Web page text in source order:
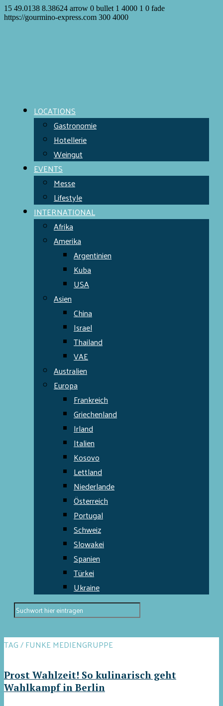
15 49.0138 8.38624 arrow 0 bullet 1 4000 1 0 fade
https://gourmino-express.com 300 4000
LOCATIONS
Gastronomie
Hotellerie
Weingut
EVENTS
Messe
Lifestyle
INTERNATIONAL
Afrika
Amerika
Argentinien
Kuba
USA
Asien
China
Israel
Thailand
VAE
Australien
Europa
Frankreich
Griechenland
Irland
Italien
Kosovo
Lettland
Niederlande
Österreich
Portugal
Schweiz
Slowakei
Spanien
Türkei
Ukraine
TAG / FUNKE MEDIENGRUPPE
Prost Wahlzeit! So kulinarisch geht
Wahlkampf in Berlin